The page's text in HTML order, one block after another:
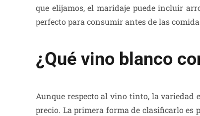
que elijamos, el maridaje puede incluir
perfecto para consumir antes de las
¿Qué vino blanco
Aunque respecto al vino tinto, la variedad
precio. La primera forma de clasificarlo es